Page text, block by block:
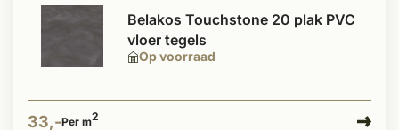
Op voorraad
Belakos Touchstone 20 plak PVC
vloer tegels
33,-Per m2